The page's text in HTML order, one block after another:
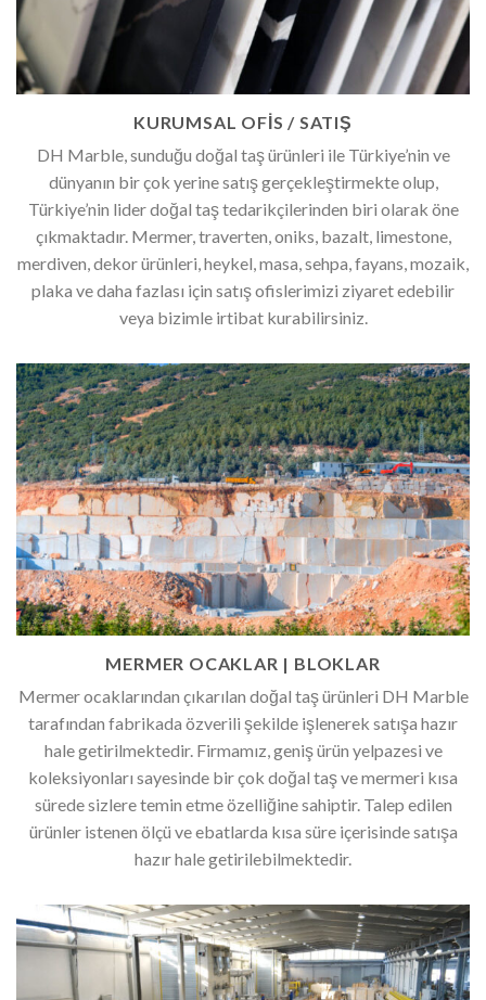
KURUMSAL OFİS / SATIŞ
DH Marble, sunduğu doğal taş ürünleri ile Türkiye’nin ve
dünyanın bir çok yerine satış gerçekleştirmekte olup,
Türkiye’nin lider doğal taş tedarikçilerinden biri olarak öne
çıkmaktadır. Mermer, traverten, oniks, bazalt, limestone,
merdiven, dekor ürünleri, heykel, masa, sehpa, fayans, mozaik,
plaka ve daha fazlası için satış ofislerimizi ziyaret edebilir
veya bizimle irtibat kurabilirsiniz.
MERMER OCAKLAR | BLOKLAR
Mermer ocaklarından çıkarılan doğal taş ürünleri DH Marble
tarafından fabrikada özverili şekilde işlenerek satışa hazır
hale getirilmektedir. Firmamız, geniş ürün yelpazesi ve
koleksiyonları sayesinde bir çok doğal taş ve mermeri kısa
sürede sizlere temin etme özelliğine sahiptir. Talep edilen
ürünler istenen ölçü ve ebatlarda kısa süre içerisinde satışa
hazır hale getirilebilmektedir.